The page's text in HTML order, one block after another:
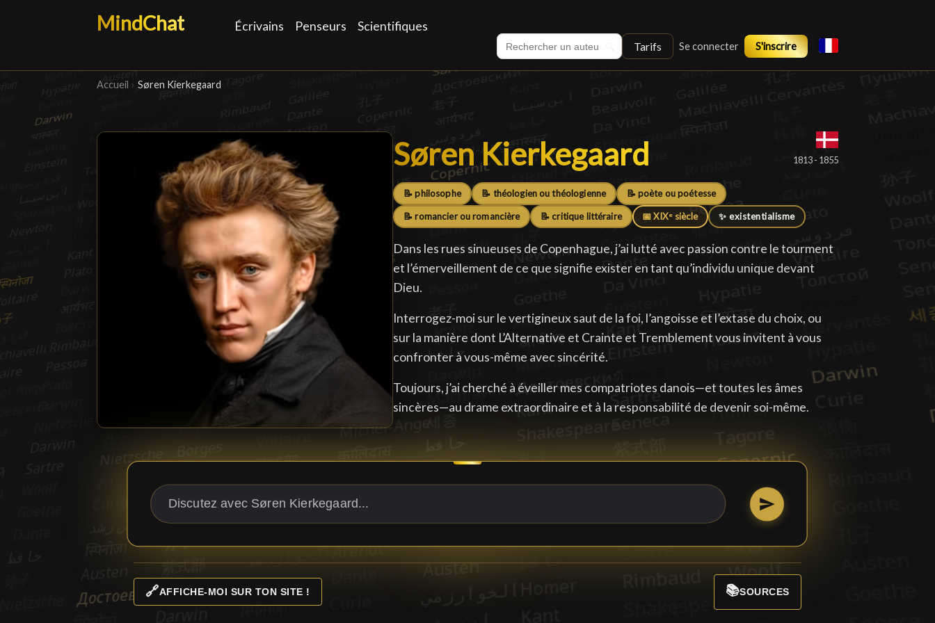
MindChat Écrivains Penseurs Scientifiques
Tarifs Se connecter S'inscrire
Accueil › Søren Kierkegaard
Søren Kierkegaard
Søren Kierkegaard 1813 - 1855
📝 philosophe 📝 théologien ou théologienne 📝 poète ou poétesse
📝 romancier ou romancière 📝 critique littéraire 📅 XIXᵉ siècle ✨ existentialisme
Dans les rues sinueuses de Copenhague, j’ai lutté avec passion contre le tourment
et l’émerveillement de ce que signifie exister en tant qu’individu unique devant
Dieu.
Interrogez-moi sur le vertigineux saut de la foi, l’angoisse et l’extase du choix, ou
sur la manière dont L’Alternative et Crainte et Tremblement vous invitent à vous
confronter à vous-même avec sincérité.
Toujours, j’ai cherché à éveiller mes compatriotes danois—et toutes les âmes
sincères—au drame extraordinaire et à la responsabilité de devenir soi-même.
🔗AFFICHE-MOI SUR TON SITE ! 📚SOURCES